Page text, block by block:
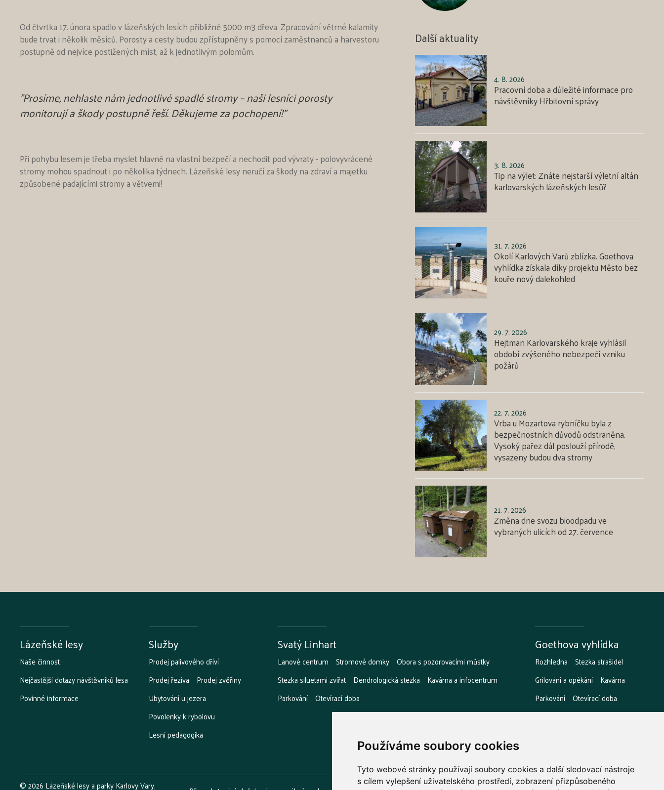
Používáme soubory cookies
Tyto webové stránky používají soubory cookies a další sledovací nástroje
s cílem vylepšení uživatelského prostředí, zobrazení přizpůsobeného
Od čtvrtka 17. února spadlo v lázeňských lesích přibližně 5000 m3 dřeva. Zpracování větrné kalamity
bude trvat i několik měsíců. Porosty a cesty budou zpřístupněny s pomocí zaměstnanců a harvestoru
postupně od nejvíce postižených míst, až k jednotlivým polomům.
"Prosíme, nehlaste nám jednotlivé spadlé stromy – naši lesníci porosty
monitorují a škody postupně řeší. Děkujeme za pochopení!"
Při pohybu lesem je třeba myslet hlavně na vlastní bezpečí a nechodit pod vývraty - polovyvrácené
stromy mohou spadnout i po několika týdnech. Lázeňské lesy neručí za škody na zdraví a majetku
způsobené padajícími stromy a větvemi!
Další aktuality
4. 8. 2026
Pracovní doba a důležité informace pro
návštěvníky Hřbitovní správy
3. 8. 2026
Tip na výlet: Znáte nejstarší výletní altán
karlovarských lázeňských lesů?
31. 7. 2026
Okolí Karlových Varů zblízka. Goethova
vyhlídka získala díky projektu Město bez
kouře nový dalekohled
29. 7. 2026
Hejtman Karlovarského kraje vyhlásil
období zvýšeného nebezpečí vzniku
požárů
22. 7. 2026
Vrba u Mozartova rybníčku byla z
bezpečnostních důvodů odstraněna.
Vysoký pařez dál poslouží přírodě,
vysazeny budou dva stromy
21. 7. 2026
Změna dne svozu bioodpadu ve
vybraných ulicích od 27. července
Lázeňské lesy
Naše činnost
Nejčastější dotazy návštěvníků lesa
Povinné informace
Služby
Prodej palivového dříví
Prodej řeziva
Prodej zvěřiny
Ubytování u jezera
Povolenky k rybolovu
Lesní pedagogika
Svatý Linhart
Lanové centrum Stromové domky Obora s pozorovacími můstky
Stezka siluetami zvířat
Dendrologická stezka
Kavárna a infocentrum
Parkování Otevírací doba
Goethova vyhlídka
Rozhledna Stezka strašidel
Grilování a opékání Kavárna
Parkování Otevírací doba
©2026 Lázeňské lesy a parky Karlovy Vary,